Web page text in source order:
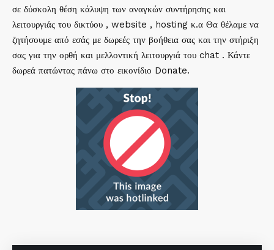
σε δύσκολη θέση κάλυψη των αναγκών συντήρησης και
λειτουργιάς του δικτύου , website , hosting κ.α Θα θέλαμε να
ζητήσουμε από εσάς με δωρεές την βοήθεια σας και την στήριξη
σας για την ορθή και μελλοντική λειτουργιά του chat . Κάντε
δωρεά πατώντας πάνω στο εικονίδιο Donate.